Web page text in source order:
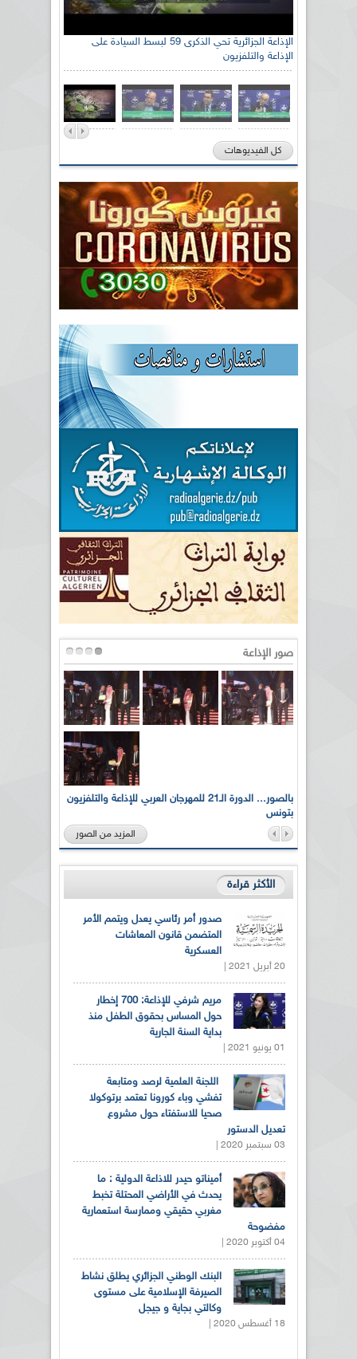
الإذاعة الجزائرية تحي الذكرى 59 لبسط السيادة على
الإذاعة والتلفزيون
كل الفيديوهات
صور الإذاعة
بالصور... الدورة الـ21 للمهرجان العربي للإذاعة والتلفزيون
بتونس
المزيد من الصور
الأكثر قراءة
صدور أمر رئاسي يعدل ويتمم الأمر
المتضمن قانون المعاشات
العسكرية
20 أبريل 2021 |
مريم شرفي للإذاعة: 700 إخطار
حول المساس بحقوق الطفل منذ
بداية السنة الجارية
01 يونيو 2021 |
اللجنة العلمية لرصد ومتابعة
تفشي وباء كورونا تعتمد برتوكولا
صحيا للاستفتاء حول مشروع
تعديل الدستور
03 سبتمبر 2020 |
أميناتو حيدر للاذاعة الدولية : ما
يحدث في الأراضي المحتلة تخبط
مغربي حقيقي وممارسة استعمارية
مفضوحة
04 أكتوبر 2020 |
البنك الوطني الجزائري يطلق نشاط
الصيرفة الإسلامية على مستوى
وكالتي بجاية و جيجل
18 أغسطس 2020 |